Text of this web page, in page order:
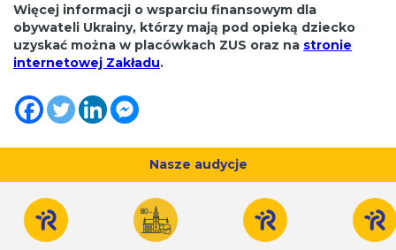
Więcej informacji o wsparciu finansowym dla
obywateli Ukrainy, którzy mają pod opieką dziecko
uzyskać można w placówkach ZUS oraz na stronie
internetowej Zakładu.
Nasze audycje